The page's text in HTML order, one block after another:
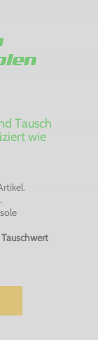
Tausch
wie